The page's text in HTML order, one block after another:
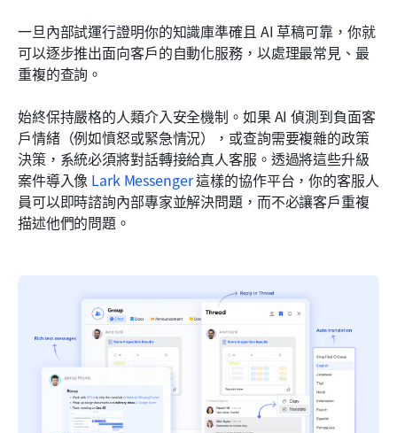
一旦內部試運行證明你的知識庫準確且 AI 草稿可靠，你就
可以逐步推出面向客戶的自動化服務，以處理最常見、最
重複的查詢。
始終保持嚴格的人類介入安全機制。如果 AI 偵測到負面客
戶情緒（例如憤怒或緊急情況），或查詢需要複雜的政策
決策，系統必須將對話轉接給真人客服。透過將這些升級
案件導入像 Lark Messenger 這樣的協作平台，你的客服人
員可以即時諮詢內部專家並解決問題，而不必讓客戶重複
描述他們的問題。